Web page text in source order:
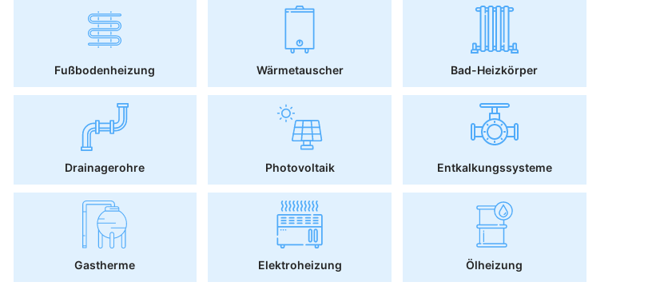
Fußbodenheizung Wärmetauscher Bad-Heizkörper
Drainagerohre Photovoltaik Entkalkungssysteme
Gastherme Elektroheizung Ölheizung